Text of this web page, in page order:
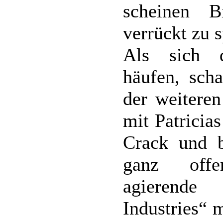
scheinen
verrückt zu
Als sich
häufen,
der
mit
Crack und
ganz
Industries“